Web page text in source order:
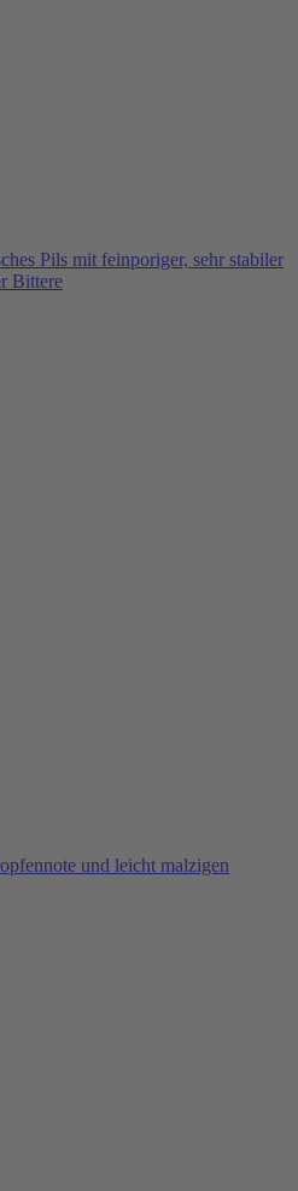
Pils mit feinporiger, sehr stabiler
Bittere
und leicht malzigen